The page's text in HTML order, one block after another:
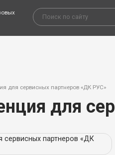
для сервисных партнеров «ДК РУС»
для